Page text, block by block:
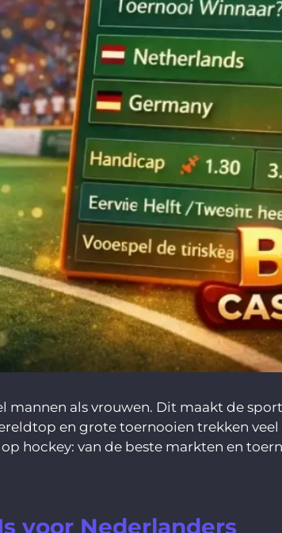
als vrouwen. Dit maakt de
en grote toernooien trekken
hockey: van de beste markten en
voor Nederlanders